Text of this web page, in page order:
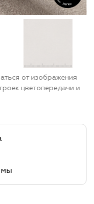
от изображения
цветопередачи и